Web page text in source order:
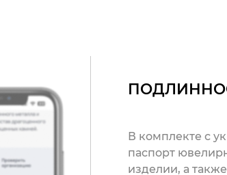
В комплекте с
паспорт
изделии, а